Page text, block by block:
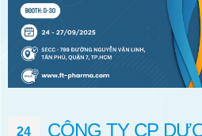
24
CÔNG TY CP
SÔI ĐỘNG CÙNG FT.PHARMA
TRÌNH DƯỢC VIÊN 2026